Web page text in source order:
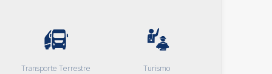
Transporte Terrestre Turismo